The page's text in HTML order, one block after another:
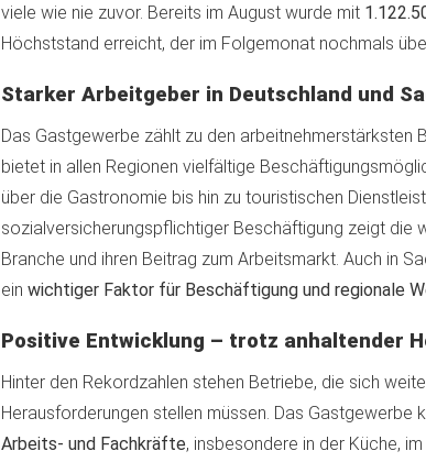
viele wie nie zuvor. Bereits im August wurde mit
Höchststand erreicht, der im Folgemonat nochmals
Starker Arbeitgeber in Deutschland und
Das Gastgewerbe zählt zu den arbeitnehmerstärksten
bietet in allen Regionen vielfältige
über die Gastronomie bis hin zu touristischen
sozialversicherungspflichtiger Beschäftigung zeigt die
Branche und ihren Beitrag zum Arbeitsmarkt. Auch in
ein wichtiger Faktor für Beschäftigung und regionale
Positive Entwicklung – trotz anhaltender
Hinter den Rekordzahlen stehen Betriebe, die sich
Herausforderungen stellen müssen. Das Gastgewerbe
Arbeits- und Fachkräfte, insbesondere in der Küche,